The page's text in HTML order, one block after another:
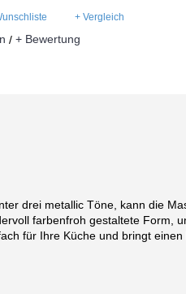
+ Vergleich
/ + Bewertung
drei metallic Töne, kann die
farbenfroh gestaltete Form,
für Ihre Küche und bringt einen